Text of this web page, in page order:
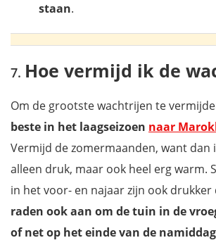
staan.
Hoe vermijd ik de
Om de grootste wachtrijen te
beste in het laagseizoen naar
Vermijd de zomermaanden, want dan
alleen druk, maar ook heel erg warm.
in het voor- en najaar zijn ook drukker
raden ook aan om de tuin in de
of net op het einde van de